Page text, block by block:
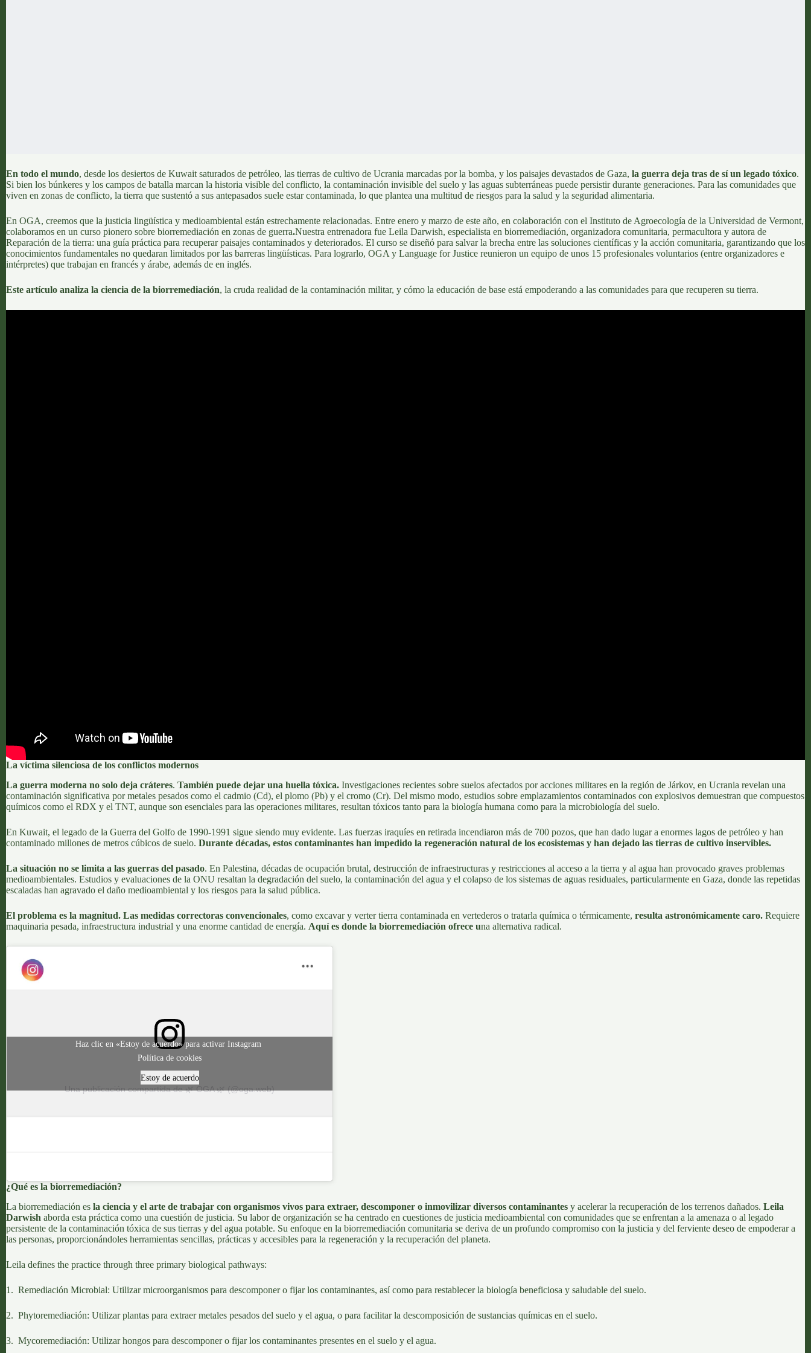
En todo el mundo, desde los desiertos de Kuwait saturados de petróleo, las tierras de cultivo de Ucrania marcadas por la bomba, y los paisajes devastados de Gaza, la guerra deja tras de sí un legado tóxico.
Si bien los búnkeres y los campos de batalla marcan la historia visible del conflicto, la contaminación invisible del suelo y las aguas subterráneas puede persistir durante generaciones. Para las comunidades que
viven en zonas de conflicto, la tierra que sustentó a sus antepasados suele estar contaminada, lo que plantea una multitud de riesgos para la salud y la seguridad alimentaria.
En OGA, creemos que la justicia lingüística y medioambiental están estrechamente relacionadas. Entre enero y marzo de este año, en colaboración con el Instituto de Agroecología de la Universidad de Vermont,
colaboramos en un curso pionero sobre biorremediación en zonas de guerra.Nuestra entrenadora fue Leila Darwish, especialista en biorremediación, organizadora comunitaria, permacultora y autora de
Reparación de la tierra: una guía práctica para recuperar paisajes contaminados y deteriorados. El curso se diseñó para salvar la brecha entre las soluciones científicas y la acción comunitaria, garantizando que los
conocimientos fundamentales no quedaran limitados por las barreras lingüísticas. Para lograrlo, OGA y Language for Justice reunieron un equipo de unos 15 profesionales voluntarios (entre organizadores e
intérpretes) que trabajan en francés y árabe, además de en inglés.
Este artículo analiza la ciencia de la biorremediación, la cruda realidad de la contaminación militar, y cómo la educación de base está empoderando a las comunidades para que recuperen su tierra.
La víctima silenciosa de los conflictos modernos
La guerra moderna no solo deja cráteres. También puede dejar una huella tóxica. Investigaciones recientes sobre suelos afectados por acciones militares en la región de Járkov, en Ucrania revelan una
contaminación significativa por metales pesados como el cadmio (Cd), el plomo (Pb) y el cromo (Cr). Del mismo modo, estudios sobre emplazamientos contaminados con explosivos demuestran que compuestos
químicos como el RDX y el TNT, aunque son esenciales para las operaciones militares, resultan tóxicos tanto para la biología humana como para la microbiología del suelo.
En Kuwait, el legado de la Guerra del Golfo de 1990-1991 sigue siendo muy evidente. Las fuerzas iraquíes en retirada incendiaron más de 700 pozos, que han dado lugar a enormes lagos de petróleo y han
contaminado millones de metros cúbicos de suelo. Durante décadas, estos contaminantes han impedido la regeneración natural de los ecosistemas y han dejado las tierras de cultivo inservibles.
La situación no se limita a las guerras del pasado. En Palestina, décadas de ocupación brutal, destrucción de infraestructuras y restricciones al acceso a la tierra y al agua han provocado graves problemas
medioambientales. Estudios y evaluaciones de la ONU resaltan la degradación del suelo, la contaminación del agua y el colapso de los sistemas de aguas residuales, particularmente en Gaza, donde las repetidas
escaladas han agravado el daño medioambiental y los riesgos para la salud pública.
El problema es la magnitud. Las medidas correctoras convencionales, como excavar y verter tierra contaminada en vertederos o tratarla química o térmicamente, resulta astronómicamente caro. Requiere
maquinaria pesada, infraestructura industrial y una enorme cantidad de energía. Aquí es donde la biorremediación ofrece una alternativa radical.
Una publicación compartida de 🌿 OGA 🌿 (@oga.web)
Haz clic en «Estoy de acuerdo» para activar Instagram
Política de cookies
Estoy de acuerdo
¿Qué es la biorremediación?
La biorremediación es la ciencia y el arte de trabajar con organismos vivos para extraer, descomponer o inmovilizar diversos contaminantes y acelerar la recuperación de los terrenos dañados. Leila
Darwish aborda esta práctica como una cuestión de justicia. Su labor de organización se ha centrado en cuestiones de justicia medioambiental con comunidades que se enfrentan a la amenaza o al legado
persistente de la contaminación tóxica de sus tierras y del agua potable. Su enfoque en la biorremediación comunitaria se deriva de un profundo compromiso con la justicia y del ferviente deseo de empoderar a
las personas, proporcionándoles herramientas sencillas, prácticas y accesibles para la regeneración y la recuperación del planeta.
Leila defines the practice through three primary biological pathways:
1. Remediación Microbial: Utilizar microorganismos para descomponer o fijar los contaminantes, así como para restablecer la biología beneficiosa y saludable del suelo.
2. Phytoremediación: Utilizar plantas para extraer metales pesados del suelo y el agua, o para facilitar la descomposición de sustancias químicas en el suelo.
3. Mycoremediación: Utilizar hongos para descomponer o fijar los contaminantes presentes en el suelo y el agua.